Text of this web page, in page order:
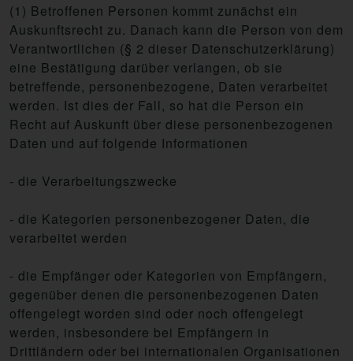
(1) Betroffenen Personen kommt zunächst ein
Auskunftsrecht zu. Danach kann die Person von dem
Verantwortlichen (§ 2 dieser Datenschutzerklärung)
eine Bestätigung darüber verlangen, ob sie
betreffende, personenbezogene, Daten verarbeitet
werden. Ist dies der Fall, so hat die Person ein
Recht auf Auskunft über diese personenbezogenen
Daten und auf folgende Informationen
- die Verarbeitungszwecke
- die Kategorien personenbezogener Daten, die
verarbeitet werden
- die Empfänger oder Kategorien von Empfängern,
gegenüber denen die personenbezogenen Daten
offengelegt worden sind oder noch offengelegt
werden, insbesondere bei Empfängern in
Drittländern oder bei internationalen Organisationen